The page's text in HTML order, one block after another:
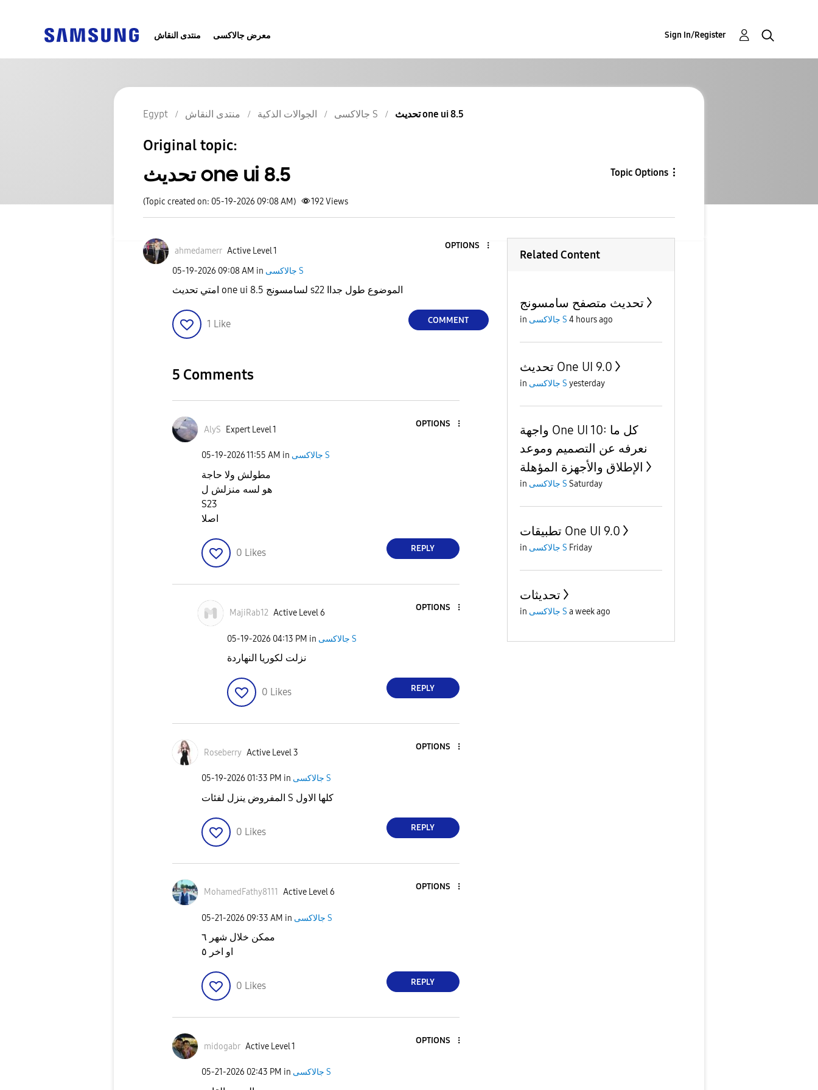
منتدى النقاش معرض جالاكسى Sign In/Register
Egypt منتدى النقاش الجوالات الذكية جالاكسى S تحديث one ui 8.5
Original topic:
تحديث one ui 8.5 Topic Options
(Topic created on: 05-19-2026 09:08 AM) 192Views
ahmedamerr Active Level 1
OPTIONS
‎05-19-2026 09:08 AM in جالاكسى S
امتي تحديث one ui 8.5 لسامسونج s22 الموضوع طول جداا
1 Like COMMENT
5 Comments
AlyS Expert Level 1
OPTIONS
‎05-19-202611:55 AM in جالاكسى S
مطولش ولا حاجة
هو لسه منزلش ل
S23
اصلا
0 Likes REPLY
MajiRab12 Active Level 6
OPTIONS
‎05-19-2026 04:13 PM in جالاكسى S
نزلت لكوريا النهاردة
0 Likes REPLY
Roseberry Active Level 3
OPTIONS
‎05-19-2026 01:33 PM in جالاكسى S
المفروض ينزل لفئات S كلها الاول
0 Likes REPLY
MohamedFathy8111 Active Level 6
OPTIONS
‎05-21-2026 09:33 AM in جالاكسى S
ممكن خلال شهر ٦
او اخر ٥
0 Likes REPLY
midogabr Active Level 1
OPTIONS
‎05-21-2026 02:43 PM in جالاكسى S
Related Content
تحديث متصفح سامسونج
in جالاكسى S 4 hours ago
تحديث One UI 9.0
in جالاكسى S yesterday
واجهة One UI 10: كل ما
نعرفه عن التصميم وموعد
الإطلاق والأجهزة المؤهلة
in جالاكسى S Saturday
تطبيقات One UI 9.0
in جالاكسى S Friday
تحديثات
in جالاكسى S a week ago